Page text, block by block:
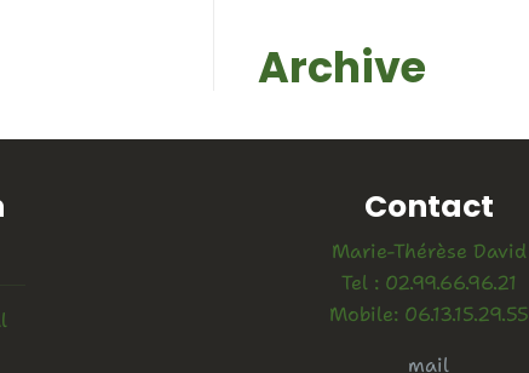
Archive
Contact
Marie-Thérèse David
Tel : 02.99.66.96.21
Mobile: 06.13.15.29.55
mail